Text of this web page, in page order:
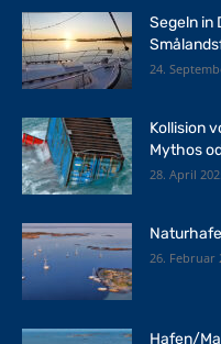
Segeln in
24.
Kollision
Mythos
28. April
26. Februar
Hafen/